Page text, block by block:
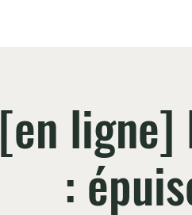
[en ligne]
: